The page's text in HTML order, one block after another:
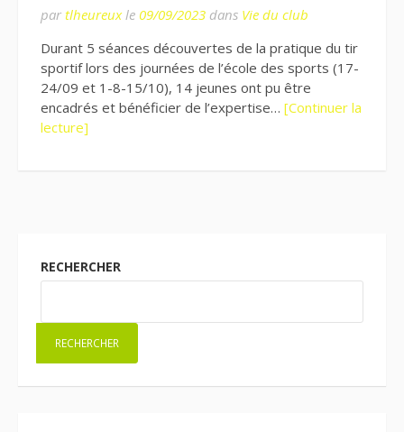
par tlheureuxle 09/09/2023 dans Vie du club
Durant 5 séances découvertes de la pratique du tir
sportif lors des journées de l’école des sports (17-
24/09 et 1-8-15/10), 14 jeunes ont pu être
encadrés et bénéficier de l’expertise… [Continuer la
lecture]
RECHERCHER
RECHERCHER